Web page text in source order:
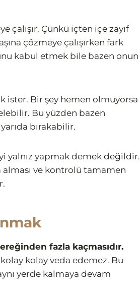
çalışır. Çünkü içten içe zayıf
çözmeye çalışırken fark
kabul etmek bile bazen onun
ister. Bir şey hemen olmuyorsa
Bu yüzden bazen
bırakabilir.
yalnız yapmak demek değildir.
alması ve kontrolü tamamen
fazla kaçmasıdır.
kolay veda edemez. Bu
yerde kalmaya devam